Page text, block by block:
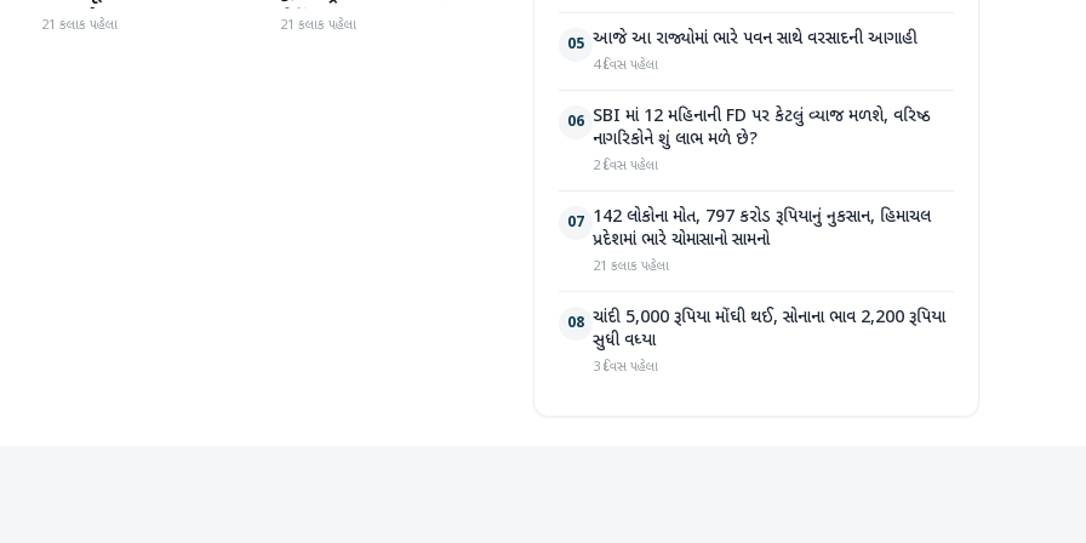
ઝડપાયો
21 કલાક પહેલા
ચેકિંગ સઘન હાથ ધરાયું
21 કલાક પહેલા
05 આજે આ રાજ્યોમાં ભારે પવન સાથે વરસાદની આગાહી
4 દિવસ પહેલા
06 SBI માં 12 મહિનાની FD પર કેટલું વ્યાજ મળશે, વરિષ્ઠ
નાગરિકોને શું લાભ મળે છે?
2 દિવસ પહેલા
07 142 લોકોના મોત, 797 કરોડ રૂપિયાનું નુકસાન, હિમાચલ
પ્રદેશમાં ભારે ચોમાસાનો સામનો
21 કલાક પહેલા
08 ચાંદી 5,000 રૂપિયા મોંઘી થઈ, સોનાના ભાવ 2,200 રૂપિયા
સુધી વધ્યા
3 દિવસ પહેલા